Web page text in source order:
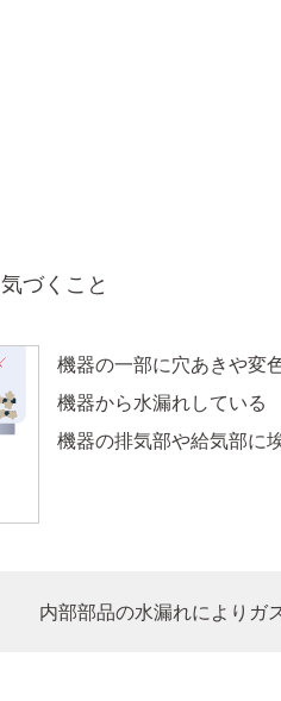
づくこと
機器の一部に穴あきや変
機器から水漏れしている
機器の排気部や給気部に
内部部品の水漏れによりガ